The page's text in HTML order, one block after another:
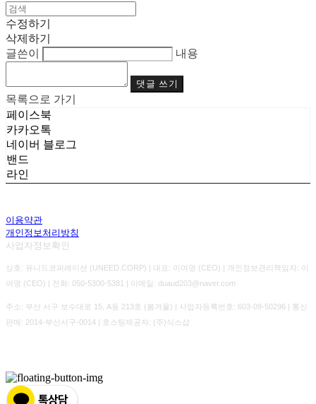
수정하기
삭제하기
글쓴이
내용
댓글 쓰기
목록으로 가기
페이스북
카카오톡
네이버 블로그
밴드
라인
이용약관
개인정보처리방침
사업자정보확인
상호: 유니드코퍼레이션 (UNEED.CORP) | 대표: 이여명 (CEO) | 개인정보관리책임자: 이
여명 (CEO) | 전화: 050-5300-5381 | 이메일: duaud203@naver.com
주소: 부산 서구 보수대로 15, A동 213호 (봄겨울) | 사업자등록번호: 603-09-50296 | 통신
판매: 2014-부산서구-0014 | 호스팅제공자: (주)식스샵